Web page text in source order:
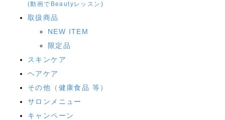
(動画でBeautyレッスン)
取扱商品
NEW ITEM
限定品
スキンケア
ヘアケア
その他（健康食品 等）
サロンメニュー
キャンペーン